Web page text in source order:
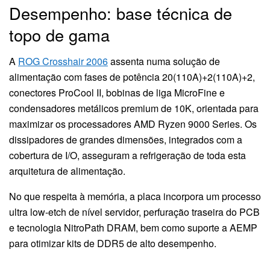
Desempenho: base técnica de
topo de gama
A ROG Crosshair 2006assenta numa solução de
alimentação com fases de potência 20(110A)+2(110A)+2,
conectores ProCool II, bobinas de liga MicroFine e
condensadores metálicos premium de 10K, orientada para
maximizar os processadores AMD Ryzen 9000 Series. Os
dissipadores de grandes dimensões, integrados com a
cobertura de I/O, asseguram a refrigeração de toda esta
arquitetura de alimentação.
No que respeita à memória, a placa incorpora um processo
ultra low-etch de nível servidor, perfuração traseira do PCB
e tecnologia NitroPath DRAM, bem como suporte a AEMP
para otimizar kits de DDR5 de alto desempenho.